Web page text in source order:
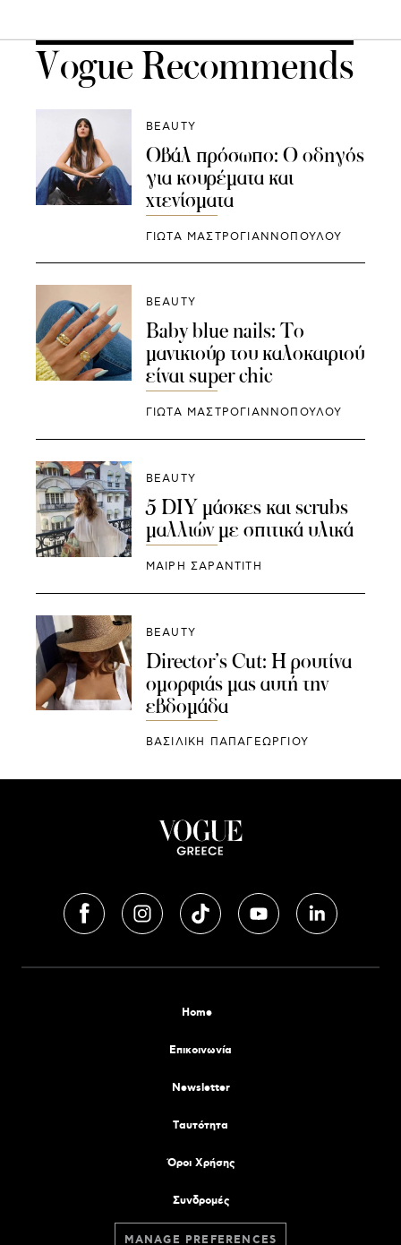
Vogue Recommends
BEAUTY
Οβάλ πρόσωπο: Ο οδηγός
για κουρέματα και
χτενίσματα
ΓΙΩΤΑ ΜΑΣΤΡΟΓΙΑΝΝΟΠΟΥΛΟΥ
BEAUTY
Baby blue nails: Το
μανικιούρ του καλοκαιριού
είναι super chic
ΓΙΩΤΑ ΜΑΣΤΡΟΓΙΑΝΝΟΠΟΥΛΟΥ
BEAUTY
5 DIY μάσκες και scrubs
μαλλιών με σπιτικά υλικά
ΜΑΊΡΗ ΣΑΡΑΝΤΊΤΗ
BEAUTY
Director’s Cut: H ρουτίνα
ομορφιάς μας αυτή την
εβδομάδα
ΒΑΣΙΛΙΚΗ ΠΑΠΑΓΕΩΡΓΙΟΥ
Home
Επικοινωνία
Newsletter
Tαυτότητα
Όροι Χρήσης
Συνδρομές
MANAGE PREFERENCES